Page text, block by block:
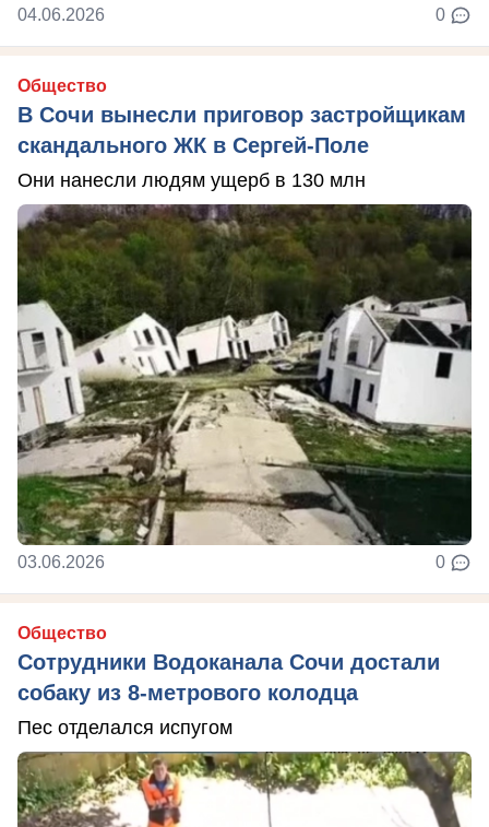
04.06.2026 0
Общество
В Сочи вынесли приговор застройщикам
скандального ЖК в Сергей-Поле
Они нанесли людям ущерб в 130 млн
03.06.2026 0
Общество
Сотрудники Водоканала Сочи достали
собаку из 8-метрового колодца
Пес отделался испугом